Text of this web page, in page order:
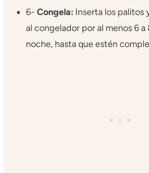
6- Congela: Inserta los palitos
al congelador por al menos 6 a
noche, hasta que estén